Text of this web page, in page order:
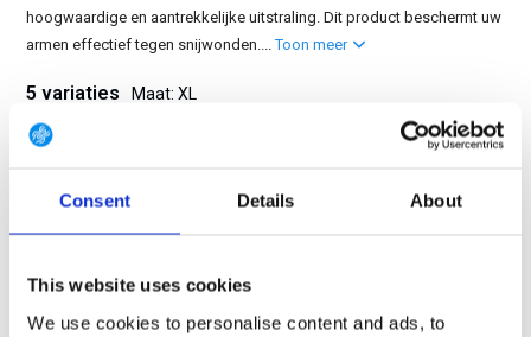
Consent Details About
This website uses cookies
We use cookies to personalise content and ads, to
hoogwaardige en aantrekkelijke uitstraling. Dit product beschermt uw
armen effectief tegen snijwonden....Toon meer
5 variaties Maat: XL
14 DAGEN RETOURTERMIJN
350m2 FYSIEKE WINKEL